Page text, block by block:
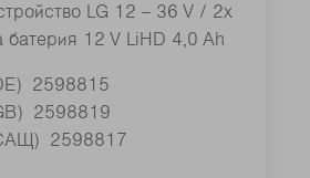
LG 12 – 36 V / 2x
батерия 12 V LiHD 4,0 Ah
2598815
2598819
2598817